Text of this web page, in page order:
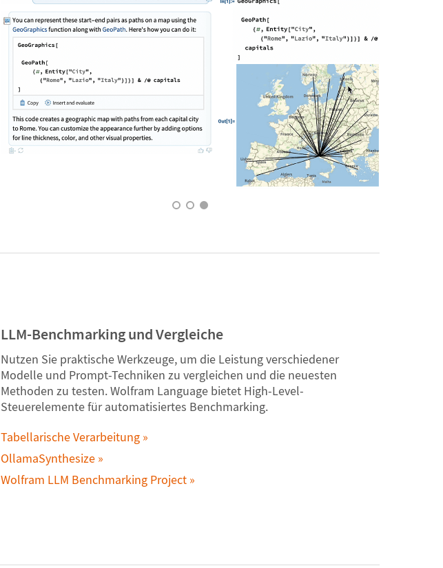
LLM-Benchmarking und Vergleiche
Nutzen Sie praktische Werkzeuge, um die Leistung verschiedener
Modelle und Prompt-Techniken zu vergleichen und die neuesten
Methoden zu testen. Wolfram Language bietet High-Level-
Steuerelemente für automatisiertes Benchmarking.
Tabellarische Verarbeitung
OllamaSynthesize
Wolfram LLM Benchmarking Project